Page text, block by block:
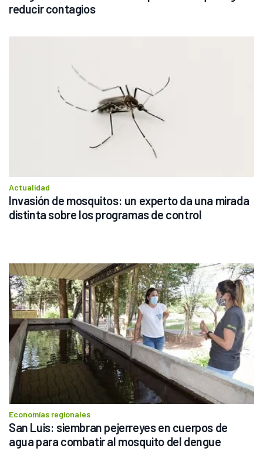
reducir contagios
Actualidad
Invasión de mosquitos: un experto da una mirada
distinta sobre los programas de control
Economías regionales
San Luis: siembran pejerreyes en cuerpos de
agua para combatir al mosquito del dengue